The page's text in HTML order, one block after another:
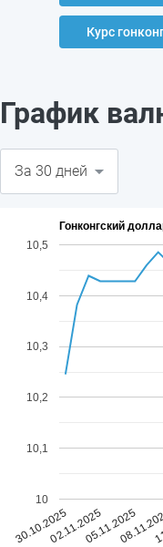
Курс
График
Гонконгский
30.10.202502.11.202505.11.2025
10
10,1
10,2
10,3
10,4
10,5